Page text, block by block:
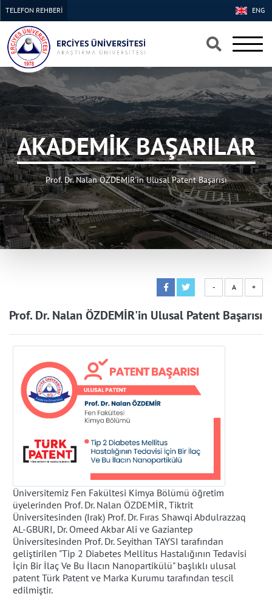
×
×
ENG
TELEFON REHBERİ
AKADEMİK BAŞARILAR
Prof. Dr. Nalan ÖZDEMİR'in Ulusal Patent Başarısı
- A +
Prof. Dr. Nalan ÖZDEMİR'in Ulusal Patent Başarısı
Üniversitemiz Fen Fakültesi Kimya Bölümü öğretim
üyelerinden Prof. Dr. Nalan ÖZDEMİR, Tiktrit
Üniversitesinden (Irak) Prof. Dr. Fıras Shawqi Abdulrazzaq
AL-GBURI, Dr. Omeed Akbar Ali ve Gaziantep
Üniversitesinden Prof. Dr. Seyithan TAYSI tarafından
geliştirilen "Tip 2 Diabetes Mellitus Hastalığının Tedavisi
İçin Bir İlaç Ve Bu İlacın Nanopartikülü" başlıklı ulusal
patent Türk Patent ve Marka Kurumu tarafından tescil
edilmiştir.